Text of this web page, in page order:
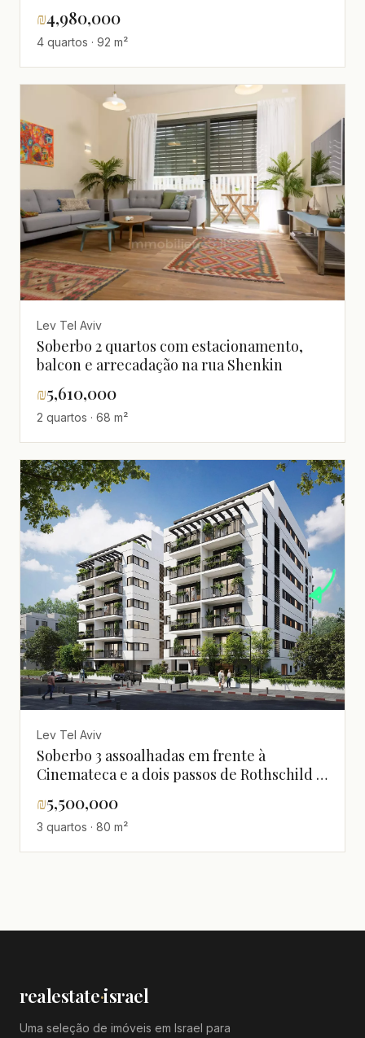
₪4,980,000
4 quartos · 92 m²
Lev Tel Aviv
Soberbo 2 quartos com estacionamento,
balcon e arrecadação na rua Shenkin
₪5,610,000
2 quartos · 68 m²
Lev Tel Aviv
Soberbo 3 assoalhadas em frente à
Cinemateca e a dois passos de Rothschild -
₪5,500,000
3 quartos · 80 m²
realestate·israel
Uma seleção de imóveis em Israel para